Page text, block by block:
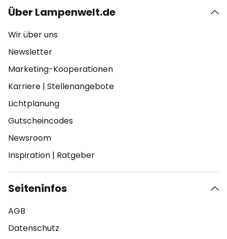
Über Lampenwelt.de
Wir über uns
Newsletter
Marketing-Kooperationen
Karriere | Stellenangebote
Lichtplanung
Gutscheincodes
Newsroom
Inspiration | Ratgeber
Seiteninfos
AGB
Datenschutz